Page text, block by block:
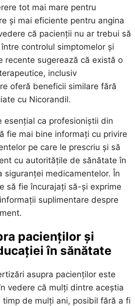
tot mai mare pentru
și mai eficiente pentru angina
că pacienții nu ar trebui să
controlul simptomelor și
recente sugerează că există o
inclusiv
oferă beneficii similare fără
cu Nicorandil.
esențial ca profesioniștii din
fie mai bine informați cu privire
pe care le prescriu și să
cu autoritățile de sănătate în
siguranței medicamentelor. În
să fie încurajați să-și exprime
suplimentare despre
pacienților și
în sănătate
asupra pacienților este
vedere că mulți dintre aceștia
de mulți ani, posibil fără a fi